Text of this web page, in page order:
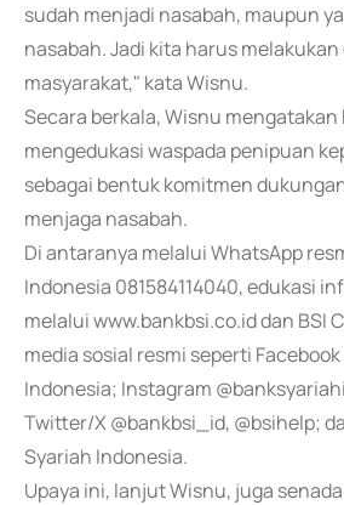
sudah menjadi nasabah, maupun
nasabah. Jadi kita harus
masyarakat," kata Wisnu.
Secara berkala, Wisnu
mengedukasi waspada penipuan
sebagai bentuk komitmen
menjaga nasabah.
Di antaranya melalui WhatsApp
Indonesia 081584114040, edukasi
melalui www.bankbsi.co.id dan BSI
media sosial resmi seperti
Indonesia; Instagram
Twitter/X @bankbsi_id, @bsihelp;
Syariah Indonesia.
Upaya ini, lanjut Wisnu, juga